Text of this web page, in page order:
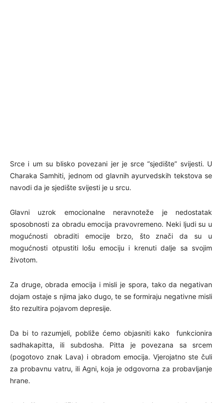
Srce i um su blisko povezani jer je srce “sjedište” svijesti. U
Charaka Samhiti, jednom od glavnih ayurvedskih tekstova se
navodi da je sjedište svijesti je u srcu.
Glavni uzrok emocionalne neravnoteže je nedostatak
sposobnosti za obradu emocija pravovremeno. Neki ljudi su u
mogućnosti obraditi emocije brzo, što znači da su u
mogućnosti otpustiti lošu emociju i krenuti dalje sa svojim
životom.
Za druge, obrada emocija i misli je spora, tako da negativan
dojam ostaje s njima jako dugo, te se formiraju negativne misli
što rezultira pojavom depresije.
Da bi to razumjeli, pobliže ćemo objasniti kako funkcionira
sadhakapitta, ili subdosha. Pitta je povezana sa srcem
(pogotovo znak Lava) i obradom emocija. Vjerojatno ste čuli
za probavnu vatru, ili Agni, koja je odgovorna za probavljanje
hrane.